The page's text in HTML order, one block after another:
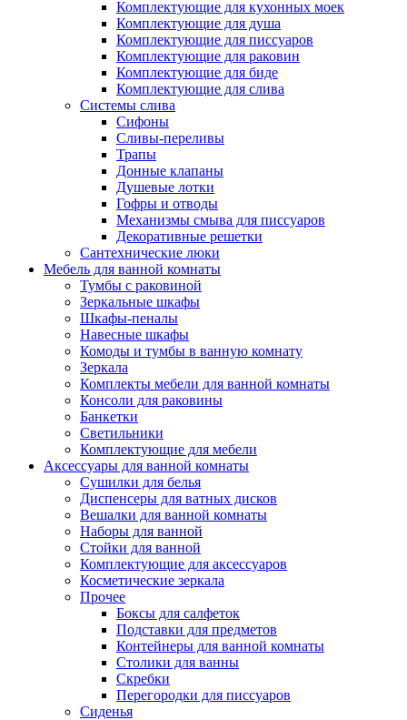
Комплектующие для кухонных моек
Комплектующие для душа
Комплектующие для писсуаров
Комплектующие для раковин
Комплектующие для биде
Комплектующие для слива
Системы слива
Сифоны
Сливы-переливы
Трапы
Донные клапаны
Душевые лотки
Гофры и отводы
Механизмы смыва для писсуаров
Декоративные решетки
Сантехнические люки
Мебель для ванной комнаты
Тумбы с раковиной
Зеркальные шкафы
Шкафы-пеналы
Навесные шкафы
Комоды и тумбы в ванную комнату
Зеркала
Комплекты мебели для ванной комнаты
Консоли для раковины
Банкетки
Светильники
Комплектующие для мебели
Аксессуары для ванной комнаты
Сушилки для белья
Диспенсеры для ватных дисков
Вешалки для ванной комнаты
Наборы для ванной
Стойки для ванной
Комплектующие для аксессуаров
Косметические зеркала
Прочее
Боксы для салфеток
Подставки для предметов
Контейнеры для ванной комнаты
Столики для ванны
Скребки
Перегородки для писсуаров
Сиденья